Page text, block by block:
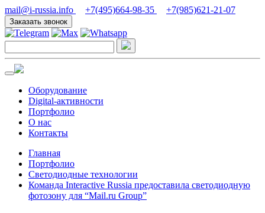
mail@i-russia.info +7(495)664-98-35 +7(985)621-21-07
Заказать звонок
Оборудование
Digital-активности
Портфолио
О нас
Контакты
Главная
Портфолио
Светодиодные технологии
Команда Interactive Russia предоставила светодиодную
фотозону для “Mail.ru Group”